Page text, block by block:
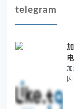
telegram